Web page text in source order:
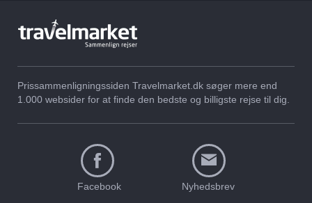
Prissammenligningssiden Travelmarket.dk søger mere end
1.000 websider for at finde den bedste og billigste rejse til dig.
Facebook Nyhedsbrev